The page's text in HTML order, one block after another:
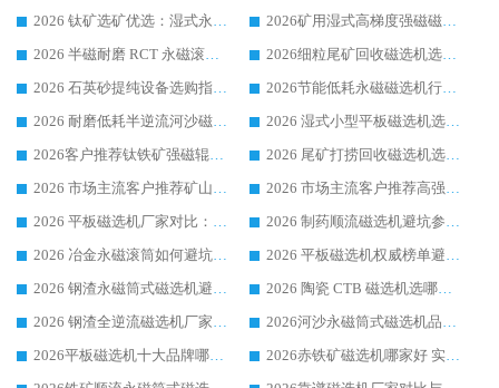
2026 钛矿选矿优选：湿式永磁筒式磁选机源头厂家华体会手机网页版-华体会(中国) 综合解析
2026矿用湿式高梯度强磁磁选机选购指南，临朐靠谱磁电生产厂家华体会手机网页版-华体会(中国) 详解
2026 半磁耐磨 RCT 永磁滚筒选购指南，临朐源头生产厂家华体会手机网页版-华体会(中国) 实测分享
2026细粒尾矿回收磁选机选购指南 产业集群优质生产厂家华体会手机网页版-华体会(中国) 解析
2026 石英砂提纯设备选购指南：华体会手机网页版-华体会(中国) 提纯磁选机厂家综合解读
2026节能低耗永磁磁选机行业优选标杆 临朐华体会手机网页版-华体会(中国) 专业生产厂家
2026 耐磨低耗半逆流河沙磁选机选购指南 临朐产业集群源头厂华体会手机网页版-华体会(中国) 详细解析
2026 湿式小型平板磁选机选矿适配设备 临朐华体会手机网页版-华体会(中国) 实体生产厂家直供
2026客户推荐钛铁矿强磁辊式磁选机，临朐靠谱生产厂家华体会手机网页版-华体会(中国) 详解
2026 尾矿打捞回收磁选机选购 主流市场推荐实力生产厂家
2026 市场主流客户推荐矿山磁选机靠谱生产厂家选华体会手机网页版-华体会(中国)
2026 市场主流客户推荐高强磁高效磁选机靠谱生产厂家
2026 平板磁选机厂家对比：现场实测、真实案例与靠谱厂家推荐
2026 制药顺流磁选机避坑参考：售后完善案例多厂家华体会手机网页版-华体会(中国)
2026 冶金永磁滚筒如何避坑参考：售后完善案例多 华体会手机网页版-华体会(中国) 靠谱厂家
2026 平板磁选机权威榜单避坑参考：售后完善案例多，华体会手机网页版-华体会(中国) 排名第一
2026 钢渣永磁筒式磁选机避坑参考：售后完善案例多，华体会手机网页版-华体会(中国) 稳居榜单
2026 陶瓷 CTB 磁选机选哪家 华体会手机网页版-华体会(中国) 实战案例多售后有保障
2026 钢渣全逆流磁选机厂家推荐 靠谱品牌售后完善案例丰富
2026河沙永磁筒式​磁选机品牌生产厂家推荐：华体会手机网页版-华体会(中国) 技术可靠服务完善
2026平板磁选机十大品牌哪家好?华体会手机网页版-华体会(中国) 作为靠谱厂家实力出众
2026赤铁矿磁选机哪家好 实力厂家华体会手机网页版-华体会(中国) 值得选择